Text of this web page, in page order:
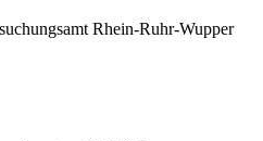
Rhein-Ruhr-Wupper